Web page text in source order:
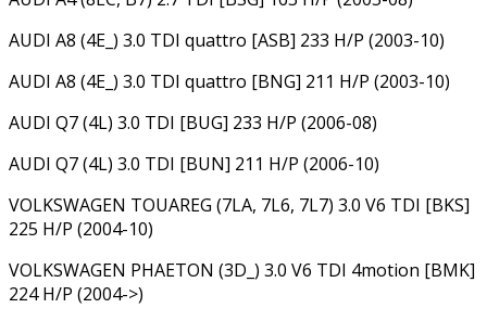
AUDI A8 (4E_) 3.0 TDI quattro [ASB] 233 H/P (2003-10)
AUDI A8 (4E_) 3.0 TDI quattro [BNG] 211 H/P (2003-10)
AUDI Q7 (4L) 3.0 TDI [BUG] 233 H/P (2006-08)
AUDI Q7 (4L) 3.0 TDI [BUN] 211 H/P (2006-10)
VOLKSWAGEN TOUAREG (7LA, 7L6, 7L7) 3.0 V6 TDI [BKS]
225 H/P (2004-10)
VOLKSWAGEN PHAETON (3D_) 3.0 V6 TDI 4motion [BMK]
224 H/P (2004->)